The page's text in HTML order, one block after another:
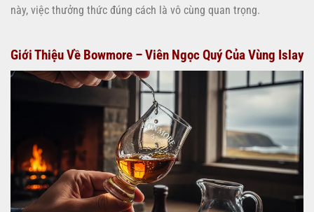
này, việc thưởng thức đúng cách là vô cùng quan trọng.
Giới Thiệu Về Bowmore – Viên Ngọc Quý Của Vùng Islay